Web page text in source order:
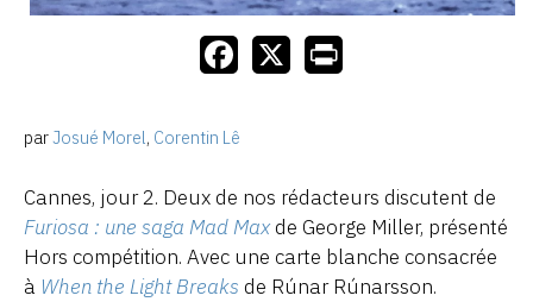
parJosué Morel, Corentin Lê
Cannes, jour 2. Deux de nos rédacteurs discutent de
Furiosa : une saga Mad Maxde George Miller, présenté
Hors compétition. Avec une carte blanche consacrée
à When the Light Breaks de Rúnar Rúnarsson.